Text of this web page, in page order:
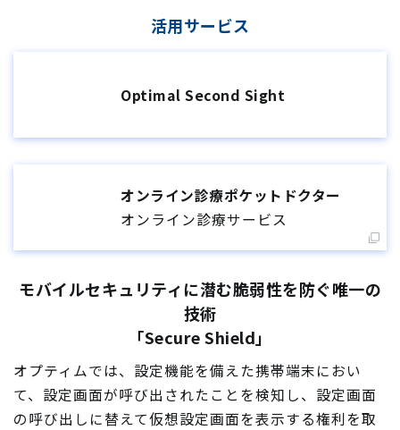
活用サービス
Optimal Second Sight
オンライン診療ポケットドクター
オンライン診療サービス
モバイルセキュリティに潜む脆弱性を防ぐ唯一の
技術
「Secure Shield」
オプティムでは、設定機能を備えた携帯端末におい
て、設定画面が呼び出されたことを検知し、設定画面
の呼び出しに替えて仮想設定画面を表示する権利を取